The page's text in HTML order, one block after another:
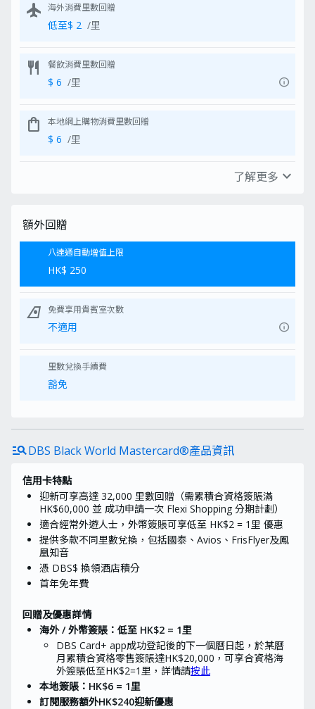
入賬成功：成功入賬後將顯示
Miles」，並列出最新餘額與可用
擇 Max Miles 使用方式，例如：
以 1:1 比例轉換里數至航空夥
伴（例如國泰航空，最低
申請小貼士：
「私人模式」：3項設定讓你順利
取得MoneyHero獨家優惠
*以換購價HK$621
領
LOJEL Cubo Large V5 行李箱
(價值HK$3,700)
HK$348 換領
MoneyHero 會向客戶發出獎賞換
(價值 HK$4,288) 或 繳付HK$380
箱 (價值HK$3,700) 或繳付
HK$2,599)
疑問（包括保養及產品狀況），請
聯絡 MoneyHero 確認詳情。
如對是次推廣活動之換領流程有疑
問，可參閱活動之 條款及細則
換領流程由推廣期結束後起計需時
至少16星期，所需時間或會因批
核、簽賬及其他實際情況變動
flight 海外消費里數回贈
低至$ 2 /里
restaurant 餐飲消費里數回贈
$ 6 /里 info
shopping_bag 本地網上購物消費里數回贈
$ 6 /里
$ 6 /里
了解更多 expand_more
額外回贈
八達通自動增值上限
HK$ 250
airlines 免費享用貴賓室次數
不適用 info
里數兌換手續費
豁免
manage_searchDBS Black World Mastercard®產品資訊
信用卡特點
迎新可享高達 32,000 里數回贈（需累積合資格簽賬滿
HK$60,000 並 成功申請一次 Flexi Shopping 分期計劃）
適合經常外遊人士，外幣簽賬可享低至 HK$2 = 1里 優惠
提供多款不同里數兌換，包括國泰、Avios、FrisFlyer及鳳
凰知音
憑 DBS$ 換領酒店積分
首年免年費
回贈及優惠詳情​
海外 / 外幣簽賬：低至 HK$2 = 1里
DBS Card+ app成功登記後的下一個曆日起，於某曆
月累積合資格零售簽賬達HK$20,000，可享合資格海
外簽賬低至HK$2=1里，詳情請按此
本地簽賬：HK$6 = 1里
訂閱服務額外HK$240迎新優惠